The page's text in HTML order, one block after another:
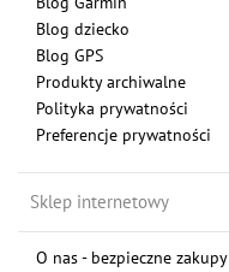
Blog dziecko
Blog GPS
Produkty archiwalne
Polityka prywatności
Preferencje prywatności
Sklep internetowy
O nas - bezpieczne zakupy